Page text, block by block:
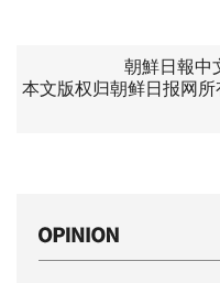
朝鮮日報中
本文版权归朝鲜日报网